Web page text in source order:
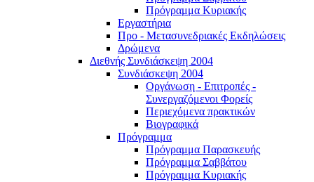
Πρόγραμμα Κυριακής
Εργαστήρια
Προ - Μετασυνεδριακές Εκδηλώσεις
Δρώμενα
Διεθνής Συνδιάσκεψη 2004
Συνδιάσκεψη 2004
Οργάνωση - Επιτροπές -
Συνεργαζόμενοι Φορείς
Περιεχόμενα πρακτικών
Βιογραφικά
Πρόγραμμα
Πρόγραμμα Παρασκευής
Πρόγραμμα Σαββάτου
Πρόγραμμα Κυριακής